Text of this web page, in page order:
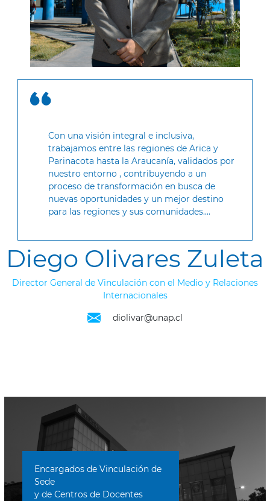
Diego Olivares Zuleta
Director General de Vinculación con el Medio y Relaciones
Internacionales
diolivar@unap.cl
Con una visión integral e inclusiva,
trabajamos entre las regiones de Arica y
Parinacota hasta la Araucanía, validados por
nuestro entorno , contribuyendo a un
proceso de transformación en busca de
nuevas oportunidades y un mejor destino
para las regiones y sus comunidades....
Encargados de Vinculación de
Sede
y de Centros de Docentes